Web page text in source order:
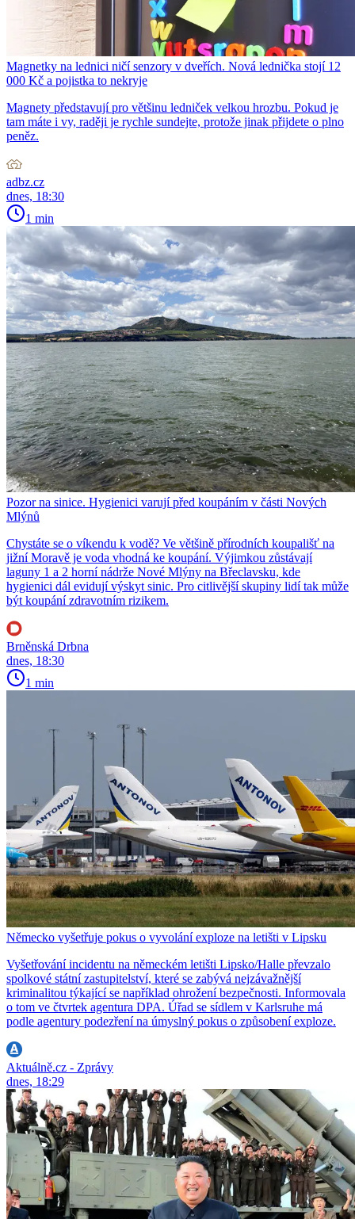
Magnetky na lednici ničí senzory v dveřích. Nová lednička stojí 12
000 Kč a pojistka to nekryje
Magnety představují pro většinu ledniček velkou hrozbu. Pokud je
tam máte i vy, raději je rychle sundejte, protože jinak přijdete o plno
peněz.
adbz.cz
dnes, 18:30
1 min
Pozor na sinice. Hygienici varují před koupáním v části Nových
Mlýnů
Chystáte se o víkendu k vodě? Ve většině přírodních koupališť na
jižní Moravě je voda vhodná ke koupání. Výjimkou zůstávají
laguny 1 a 2 horní nádrže Nové Mlýny na Břeclavsku, kde
hygienici dál evidují výskyt sinic. Pro citlivější skupiny lidí tak může
být koupání zdravotním rizikem.
Brněnská Drbna
dnes, 18:30
1 min
Německo vyšetřuje pokus o vyvolání exploze na letišti v Lipsku
Vyšetřování incidentu na německém letišti Lipsko/Halle převzalo
spolkové státní zastupitelství, které se zabývá nejzávažnější
kriminalitou týkající se například ohrožení bezpečnosti. Informovala
o tom ve čtvrtek agentura DPA. Úřad se sídlem v Karlsruhe má
podle agentury podezření na úmyslný pokus o způsobení exploze.
Aktuálně.cz - Zprávy
dnes, 18:29